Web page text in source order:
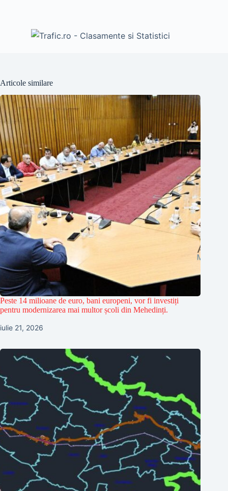
Articole similare
Peste 14 milioane de euro, bani europeni, vor fi investiți
pentru modernizarea mai multor școli din Mehedinți.
iulie 21, 2026